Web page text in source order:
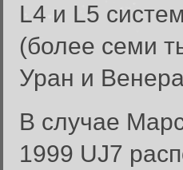
L4 и L5
(более семи
Уран и
В случае
1999 UJ7